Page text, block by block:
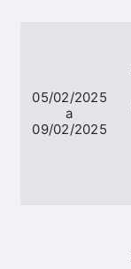
05/02/2025
a
09/02/2025